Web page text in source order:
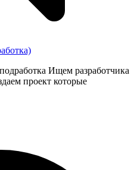
Ищем разработчика
проект которые